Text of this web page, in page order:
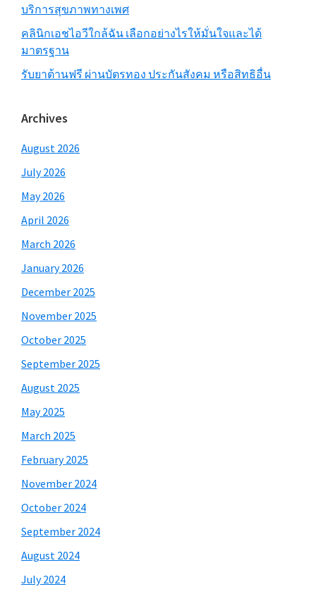
บริการสุขภาพทางเพศ
คลินิกเอชไอวีใกล้ฉัน เลือกอย่างไรให้มั่นใจและได้
มาตรฐาน
รับยาต้านฟรี ผ่านบัตรทอง ประกันสังคม หรือสิทธิอื่น
Archives
August 2026
July 2026
May 2026
April 2026
March 2026
January 2026
December 2025
November 2025
October 2025
September 2025
August 2025
May 2025
March 2025
February 2025
November 2024
October 2024
September 2024
August 2024
July 2024